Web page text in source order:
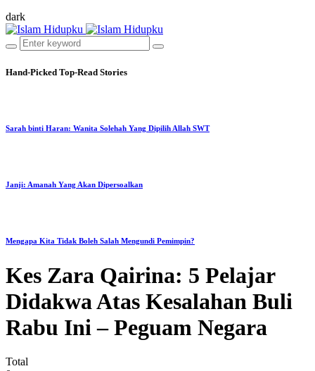
dark
Hand-Picked Top-Read Stories
Sarah binti Haran: Wanita Solehah Yang Dipilih Allah SWT
Janji: Amanah Yang Akan Dipersoalkan
Mengapa Kita Tidak Boleh Salah Mengundi Pemimpin?
Kes Zara Qairina: 5 Pelajar
Didakwa Atas Kesalahan Buli
Rabu Ini – Peguam Negara
Total